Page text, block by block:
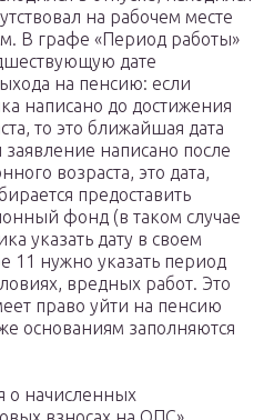
на рабочем месте
В графе «Период работы»
дате
на пенсию: если
написано до достижения
то это ближайшая дата
написано после
возраста, это дата,
предоставить
фонд (в таком случае
указать дату в своем
11 нужно указать период
вредных работ. Это
право уйти на пенсию
основаниям заполняются
о начисленных